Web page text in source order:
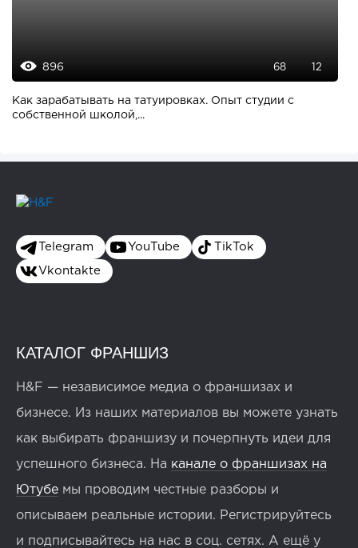
896 68 12
Как зарабатывать на татуировках. Опыт студии с
собственной школой,...
Telegram YouTube TikTok
Vkontakte
КАТАЛОГ ФРАНШИЗ
H&F — независимое медиа о франшизах и
бизнесе. Из наших материалов вы можете узнать
как выбирать франшизу и почерпнуть идеи для
успешного бизнеса. На канале о франшизах на
Ютубе мы проводим честные разборы и
описываем реальные истории. Регистрируйтесь
и подписывайтесь на нас в соц. сетях. А ещё у